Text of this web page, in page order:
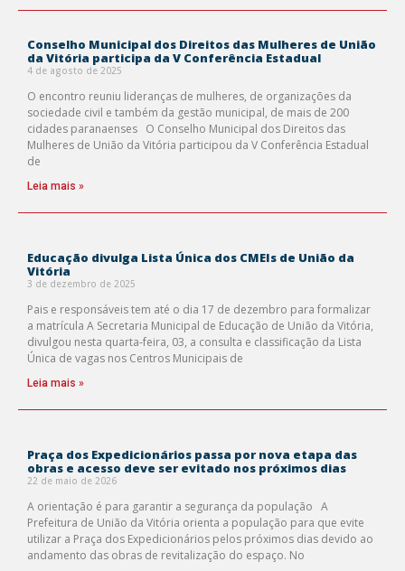
Conselho Municipal dos Direitos das Mulheres de União
da Vitória participa da V Conferência Estadual
4 de agosto de 2025
O encontro reuniu lideranças de mulheres, de organizações da
sociedade civil e também da gestão municipal, de mais de 200
cidades paranaenses O Conselho Municipal dos Direitos das
Mulheres de União da Vitória participou da V Conferência Estadual
de
Leia mais »
Educação divulga Lista Única dos CMEIs de União da
Vitória
3 de dezembro de 2025
Pais e responsáveis tem até o dia 17 de dezembro para formalizar
a matrícula A Secretaria Municipal de Educação de União da Vitória,
divulgou nesta quarta-feira, 03, a consulta e classificação da Lista
Única de vagas nos Centros Municipais de
Leia mais »
Praça dos Expedicionários passa por nova etapa das
obras e acesso deve ser evitado nos próximos dias
22 de maio de 2026
A orientação é para garantir a segurança da população A
Prefeitura de União da Vitória orienta a população para que evite
utilizar a Praça dos Expedicionários pelos próximos dias devido ao
andamento das obras de revitalização do espaço. No